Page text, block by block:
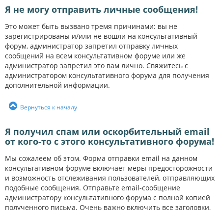
Я не могу отправить личные сообщения!
Это может быть вызвано тремя причинами: вы не
зарегистрированы и/или не вошли на консультативный
форум, администратор запретил отправку личных
сообщений на всем консультативном форуме или же
администратор запретил это вам лично. Свяжитесь с
администратором консультативного форума для получения
дополнительной информации.
Вернуться к началу
Я получил спам или оскорбительный email
от кого-то с этого консультативного форума!
Мы сожалеем об этом. Форма отправки email на данном
консультативном форуме включает меры предосторожности
и возможность отслеживания пользователей, отправляющих
подобные сообщения. Отправьте email-сообщение
администратору консультативного форума с полной копией
полученного письма. Очень важно включить все заголовки,